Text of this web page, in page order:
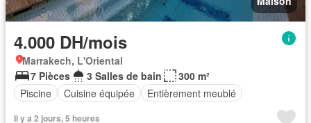
4.000 DH/mois
Marrakech, L'Oriental
7 Pièces
3 Salles de bain
300 m²
Piscine
Cuisine équipée Entièrement meublé
Il y a 2 jours, 5 heures